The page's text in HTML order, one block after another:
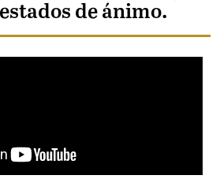
de ánimo.